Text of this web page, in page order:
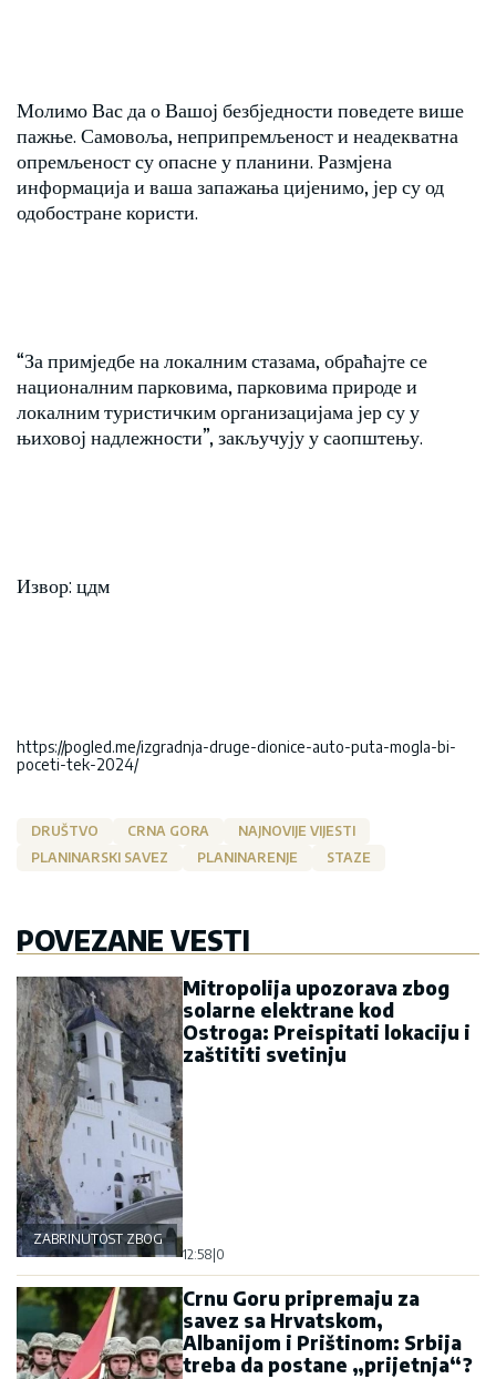
Молимо Вас да о Вашој безбједности поведете више
пажње. Самовоља, неприпремљеност и неадекватна
опремљеност су опасне у планини. Размјена
информација и ваша запажања цијенимо, јер су од
одобостране користи.
“За примједбе на локалним стазама, обраћајте се
националним парковима, парковима природе и
локалним туристичким организацијама јер су у
њиховој надлежности”, закључују у саопштењу.
Извор: цдм
https://pogled.me/izgradnja-druge-dionice-auto-puta-mogla-bi-
poceti-tek-2024/
DRUŠTVO CRNA GORA
NAJNOVIJE VIJESTI
PLANINARSKI SAVEZ
PLANINARENJE STAZE
POVEZANE VESTI
ZABRINUTOST ZBOG OSTROGA
Mitropolija upozorava zbog
solarne elektrane kod
Ostroga: Preispitati lokaciju i
zaštititi svetinju
12:58 0
Crnu Goru pripremaju za
savez sa Hrvatskom,
Albanijom i Prištinom: Srbija
treba da postane „prijetnja“?